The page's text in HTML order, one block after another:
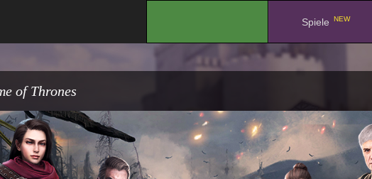
Spiele NEW
of Thrones